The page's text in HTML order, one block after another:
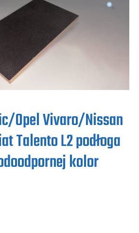
Opel Vivaro/Nissan
Talento L2 podłoga
kolor